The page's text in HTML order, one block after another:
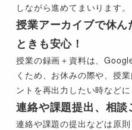
しながら進めてまいります。
授業アーカイブで休
ときも安心！
授業の録画＋資料は、
くため、お休みの際や、授
ントを再出力したい時などに
連絡や課題提出、相談
連絡や課題の提出などは原